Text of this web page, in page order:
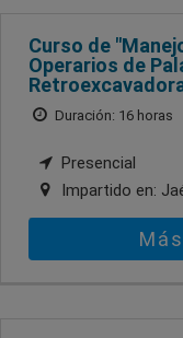
Curso de
Operarios de
Duración: 16 horas
Presencial
Impartido en: